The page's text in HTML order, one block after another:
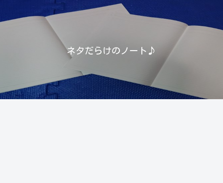
ネタだらけのノート♪